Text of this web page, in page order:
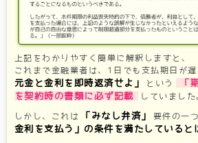
上記をわかりやすく簡単に解釈しますと、
これまで金融業者は、1日でも支払期日が遅
元金と金利を即時返済せよ」
という
「
を契約時の書類に必ず記載
していました
しかし、これは 「みなし弁済」 要件の一
金利を支払う」の条件を満たしていると